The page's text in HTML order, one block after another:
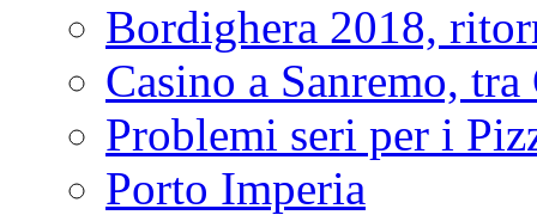
Bordighera 2018,
Casino a Sanremo,
Problemi seri per i
Porto Imperia